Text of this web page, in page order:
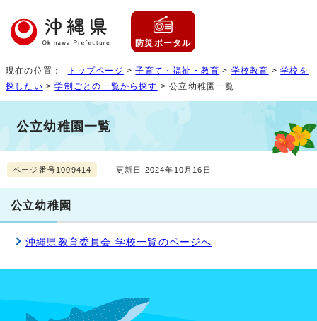
防災ポータル
現在の位置： トップページ >子育て・福祉・教育 > 学校教育 >学校を
探したい >学制ごとの一覧から探す > 公立幼稚園一覧
公立幼稚園一覧
ページ番号1009414 更新日 2024年10月16日
公立幼稚園
沖縄県教育委員会 学校一覧のページへ